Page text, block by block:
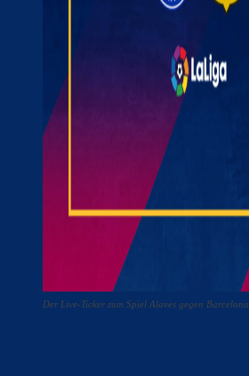
Der Live-Ticker zum Spiel Alaves gegen Barcelona.